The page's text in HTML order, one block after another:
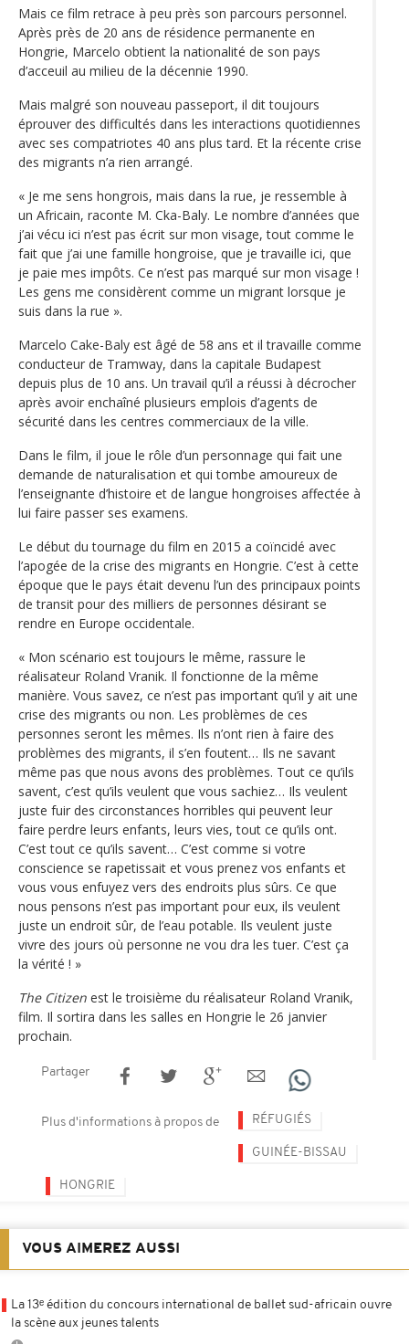
Mais ce film retrace à peu près son parcours personnel.
Après près de 20 ans de résidence permanente en
Hongrie, Marcelo obtient la nationalité de son pays
d’acceuil au milieu de la décennie 1990.
Mais malgré son nouveau passeport, il dit toujours
éprouver des difficultés dans les interactions quotidiennes
avec ses compatriotes 40 ans plus tard. Et la récente crise
des migrants n’a rien arrangé.
« Je me sens hongrois, mais dans la rue, je ressemble à
un Africain, raconte M. Cka-Baly. Le nombre d’années que
j’ai vécu ici n’est pas écrit sur mon visage, tout comme le
fait que j’ai une famille hongroise, que je travaille ici, que
je paie mes impôts. Ce n’est pas marqué sur mon visage !
Les gens me considèrent comme un migrant lorsque je
suis dans la rue ».
Marcelo Cake-Baly est âgé de 58 ans et il travaille comme
conducteur de Tramway, dans la capitale Budapest
depuis plus de 10 ans. Un travail qu’il a réussi à décrocher
après avoir enchaîné plusieurs emplois d’agents de
sécurité dans les centres commerciaux de la ville.
Dans le film, il joue le rôle d’un personnage qui fait une
demande de naturalisation et qui tombe amoureux de
l’enseignante d’histoire et de langue hongroises affectée à
lui faire passer ses examens.
Le début du tournage du film en 2015 a coïncidé avec
l’apogée de la crise des migrants en Hongrie. C’est à cette
époque que le pays était devenu l’un des principaux points
de transit pour des milliers de personnes désirant se
rendre en Europe occidentale.
« Mon scénario est toujours le même, rassure le
réalisateur Roland Vranik. Il fonctionne de la même
manière. Vous savez, ce n’est pas important qu’il y ait une
crise des migrants ou non. Les problèmes de ces
personnes seront les mêmes. Ils n’ont rien à faire des
problèmes des migrants, il s’en foutent… Ils ne savant
même pas que nous avons des problèmes. Tout ce qu’ils
savent, c’est qu’ils veulent que vous sachiez… Ils veulent
juste fuir des circonstances horribles qui peuvent leur
faire perdre leurs enfants, leurs vies, tout ce qu’ils ont.
C’est tout ce qu’ils savent… C’est comme si votre
conscience se rapetissait et vous prenez vos enfants et
vous vous enfuyez vers des endroits plus sûrs. Ce que
nous pensons n’est pas important pour eux, ils veulent
juste un endroit sûr, de l’eau potable. Ils veulent juste
vivre des jours où personne ne vou dra les tuer. C’est ça
la vérité ! »
The Citizen est le troisième du réalisateur Roland Vranik,
film. Il sortira dans les salles en Hongrie le 26 janvier
prochain.
Partager
Plus d'informations à propos de RÉFUGIÉS
GUINÉE-BISSAU
HONGRIE
VOUS AIMEREZ AUSSI
La 13ᵉ édition du concours international de ballet sud-africain ouvre
la scène aux jeunes talents